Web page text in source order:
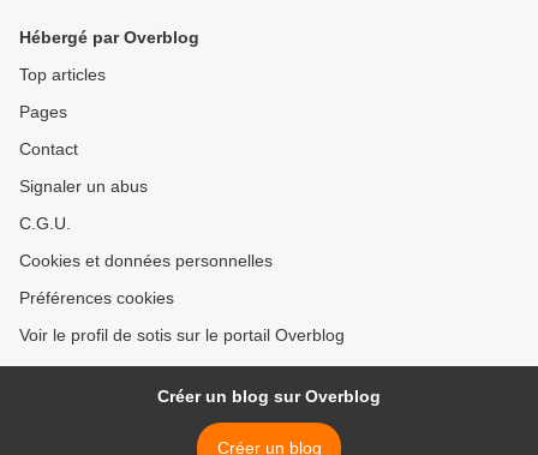
Hébergé par Overblog
Top articles
Pages
Contact
Signaler un abus
C.G.U.
Cookies et données personnelles
Préférences cookies
Voir le profil de sotis sur le portail Overblog
Créer un blog sur Overblog
Créer un blog